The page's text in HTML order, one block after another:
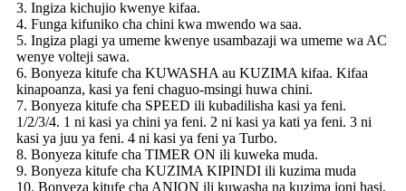
3. Ingiza kichujio kwenye kifaa.
4. Funga kifuniko cha chini kwa mwendo wa saa.
5. Ingiza plagi ya umeme kwenye usambazaji wa umeme wa AC
wenye volteji sawa.
6. Bonyeza kitufe cha KUWASHA au KUZIMA kifaa. Kifaa
kinapoanza, kasi ya feni chaguo-msingi huwa chini.
7. Bonyeza kitufe cha SPEED ili kubadilisha kasi ya feni.
1/2/3/4. 1 ni kasi ya chini ya feni. 2 ni kasi ya kati ya feni. 3 ni
kasi ya juu ya feni. 4 ni kasi ya feni ya Turbo.
8. Bonyeza kitufe cha TIMER ON ili kuweka muda.
9. Bonyeza kitufe cha KUZIMA KIPINDI ili kuzima muda
10. Bonyeza kitufe cha ANION ili kuwasha na kuzima ioni hasi.